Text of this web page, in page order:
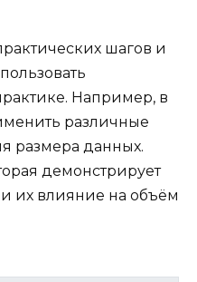
шагов и
Например, в
различные
размера данных.
демонстрирует
их влияние на объём